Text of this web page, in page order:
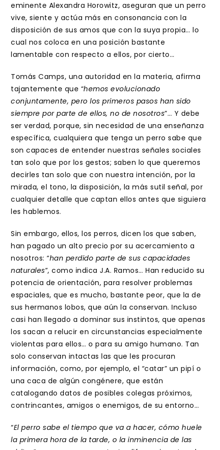
eminente Alexandra Horowitz, aseguran que un perro
vive, siente y actúa más en consonancia con la
disposición de sus amos que con la suya propia… lo
cual nos coloca en una posición bastante
lamentable con respecto a ellos, por cierto…
Tomás Camps, una autoridad en la materia, afirma
tajantemente que “hemos evolucionado
conjuntamente, pero los primeros pasos han sido
siempre por parte de ellos, no de nosotros”… Y debe
ser verdad, porque, sin necesidad de una enseñanza
específica, cualquiera que tenga un perro sabe que
son capaces de entender nuestras señales sociales
tan solo que por los gestos; saben lo que queremos
decirles tan solo que con nuestra intención, por la
mirada, el tono, la disposición, la más sutil señal, por
cualquier detalle que captan ellos antes que siguiera
les hablemos.
Sin embargo, ellos, los perros, dicen los que saben,
han pagado un alto precio por su acercamiento a
nosotros: “han perdido parte de sus capacidades
naturales”, como indica J.A. Ramos… Han reducido su
potencia de orientación, para resolver problemas
espaciales, que es mucho, bastante peor, que la de
sus hermanos lobos, que aún la conservan. Incluso
casi han llegado a dominar sus instintos, que apenas
los sacan a relucir en circunstancias especialmente
violentas para ellos… o para su amigo humano. Tan
solo conservan intactas las que les procuran
información, como, por ejemplo, el “catar” un pipí o
una caca de algún congénere, que están
catalogando datos de posibles colegas próximos,
contrincantes, amigos o enemigos, de su entorno…
“El perro sabe el tiempo que va a hacer, cómo huele
la primera hora de la tarde, o la inminencia de las